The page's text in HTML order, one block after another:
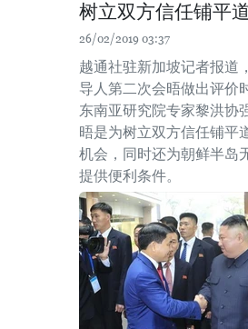
树立双方信任铺平
26/02/2019 03:37
越通社驻新加坡记者报道
导人第二次会晤做出评价
东南亚研究院专家黎洪协
晤是为树立双方信任铺平
机会，同时还为朝鲜半岛
提供便利条件。